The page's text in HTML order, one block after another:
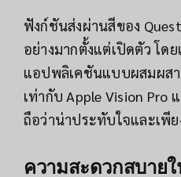
ฟังก์ชันส่งผ่านสีของ
อย่างมากตั้งแต่เปิดตัว โด
แอปพลิเคชันแบบผสมผสา
เท่ากับ Apple Vision
ถือว่าน่าประทับใจและเพี
ความสะดวกสบาย